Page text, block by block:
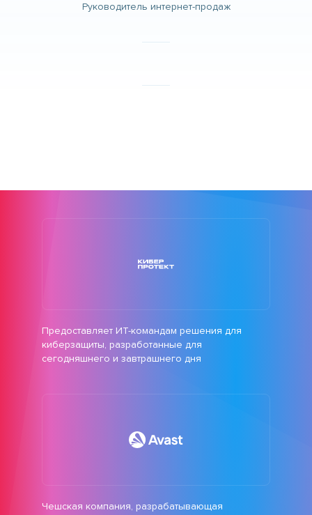
Руководитель интернет-продаж
Предоставляет ИТ-командам решения для
киберзащиты, разработанные для
сегодняшнего и завтрашнего дня
Чешская компания, разрабатывающая